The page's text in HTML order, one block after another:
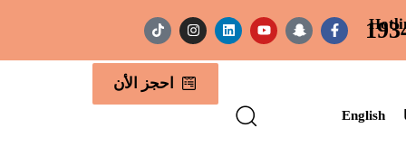
English
احجز الأن